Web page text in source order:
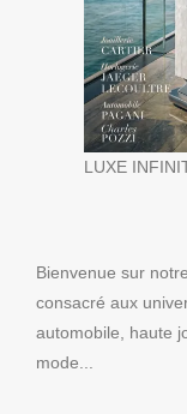
LUXE
Bienvenue sur
consacré aux
automobile, haute
mode...